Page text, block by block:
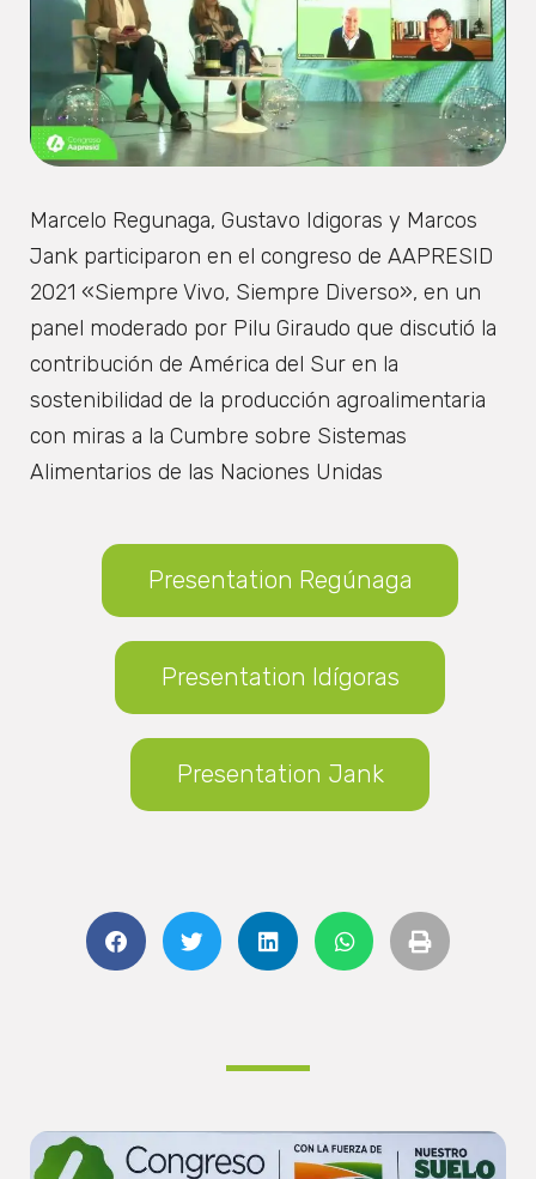
Marcelo Regunaga, Gustavo Idigoras y Marcos
Jank participaron en el congreso de AAPRESID
2021 «Siempre Vivo, Siempre Diverso», en un
panel moderado por Pilu Giraudo que discutió la
contribución de América del Sur en la
sostenibilidad de la producción agroalimentaria
con miras a la Cumbre sobre Sistemas
Alimentarios de las Naciones Unidas
Presentation Regúnaga
Presentation Idígoras
Presentation Jank